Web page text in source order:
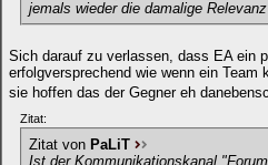
jemals wieder die damalige
Sich darauf zu verlassen, dass EA ein
erfolgversprechend wie wenn ein Team
sie hoffen das der Gegner eh
Zitat:
Zitat von PaLiT
Ist der Kommunikationskanal